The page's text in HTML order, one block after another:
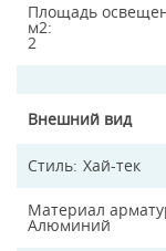
Площадь
м2
2
Внешний вид
Стиль Хай-тек
Материал
Алюминий